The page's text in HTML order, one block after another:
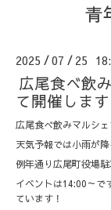
青
2025 /07 / 25
広尾食べ飲
て開催します
広尾食べ飲みマルシ
天気予報では小雨が
例年通り広尾町役場
イベントは14:00～で
ています！